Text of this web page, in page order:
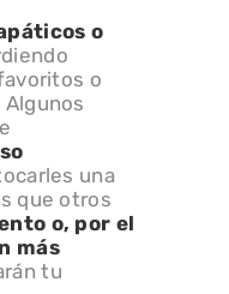
o
o
una
que otros
o, por el
más
tu